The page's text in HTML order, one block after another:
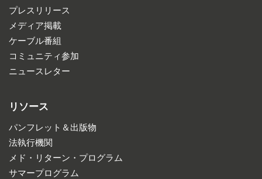
プレスリリース
メディア掲載
ケーブル番組
コミュニティ参加
ニュースレター
リソース
パンフレット＆出版物
法執行機関
メド・リターン・プログラム
サマープログラム